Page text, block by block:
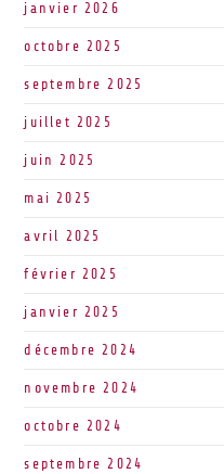
janvier 2026
octobre 2025
septembre 2025
juillet 2025
juin 2025
mai 2025
avril 2025
février 2025
janvier 2025
décembre 2024
novembre 2024
octobre 2024
septembre 2024